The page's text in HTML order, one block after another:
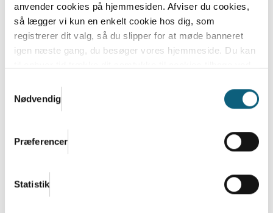
anvender cookies på hjemmesiden. Afviser du cookies,
så lægger vi kun en enkelt cookie hos dig, som
registrerer dit valg, så du slipper for at møde banneret
igen næste gang, du besøger vores hjemmeside. Du kan
Danish.Cares privatlivs- og cookiepolitik
Nødvendig
Præferencer
Statistik
Danish.Care og DI: Enormt potentiale i
regeringens satsning på
velfærdsteknologi og hjælpemidler
Den nye regering bestående af Socialdemokratiet,
SF, Moderaterne og Radikale Venstre vil lancere en...